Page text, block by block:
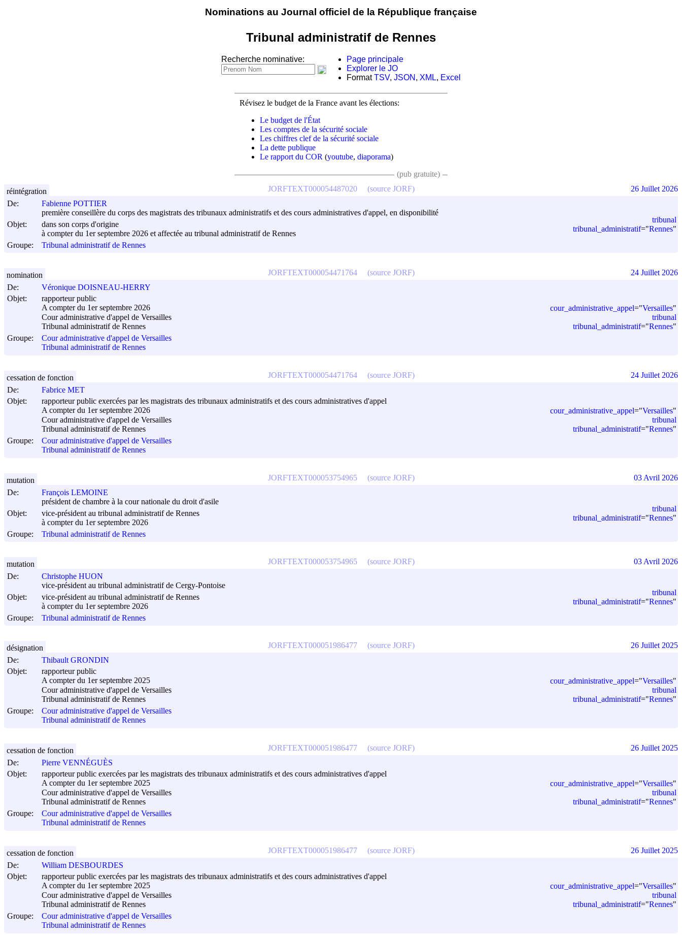
Nominations au Journal officiel de la République française
Tribunal administratif de Rennes
Recherche nominative:
Page principale
Explorer le JO
FormatTSV, JSON , XML, Excel
Révisez le budget de la France avant les élections:
Le budget de l'État
Les comptes de la sécurité sociale
Les chiffres clef de la sécurité sociale
La dette publique
Le rapport du COR (youtube, diaporama)
(pub gratuite)
De:
Fabienne POTTIER
première conseillère du corps des magistrats des tribunaux administratifs et des cours administratives d'appel, en disponibilité
Objet:
dans son corps d'origine
à compter du 1er septembre 2026 et affectée au tribunal administratif de Rennes
Groupe:
Tribunal administratif de Rennes
tribunal
tribunal_administratif="Rennes"
JORFTEXT000054487020 (source JORF)
réintégration 26 Juillet 2026
De:
Véronique DOISNEAU-HERRY
Objet:
rapporteur public
A compter du 1er septembre 2026
Cour administrative d'appel de Versailles
Tribunal administratif de Rennes
Groupe:
Cour administrative d'appel de Versailles
Tribunal administratif de Rennes
cour_administrative_appel="Versailles"
tribunal
tribunal_administratif="Rennes"
JORFTEXT000054471764 (source JORF)
nomination 24 Juillet 2026
De:
Fabrice MET
Objet:
rapporteur public exercées par les magistrats des tribunaux administratifs et des cours administratives d'appel
A compter du 1er septembre 2026
Cour administrative d'appel de Versailles
Tribunal administratif de Rennes
Groupe:
Cour administrative d'appel de Versailles
Tribunal administratif de Rennes
cour_administrative_appel="Versailles"
tribunal
tribunal_administratif="Rennes"
JORFTEXT000054471764 (source JORF)
cessation de fonction 24 Juillet 2026
De:
François LEMOINE
président de chambre à la cour nationale du droit d'asile
Objet:
vice-président au tribunal administratif de Rennes
à compter du 1er septembre 2026
Groupe:
Tribunal administratif de Rennes
tribunal
tribunal_administratif="Rennes"
JORFTEXT000053754965 (source JORF)
mutation 03 Avril 2026
De:
Christophe HUON
vice-président au tribunal administratif de Cergy-Pontoise
Objet:
vice-président au tribunal administratif de Rennes
à compter du 1er septembre 2026
Groupe:
Tribunal administratif de Rennes
tribunal
tribunal_administratif="Rennes"
JORFTEXT000053754965 (source JORF)
mutation 03 Avril 2026
De:
Thibault GRONDIN
Objet:
rapporteur public
A compter du 1er septembre 2025
Cour administrative d'appel de Versailles
Tribunal administratif de Rennes
Groupe:
Cour administrative d'appel de Versailles
Tribunal administratif de Rennes
cour_administrative_appel="Versailles"
tribunal
tribunal_administratif="Rennes"
JORFTEXT000051986477 (source JORF)
désignation 26 Juillet 2025
De:
Pierre VENNÉGUÈS
Objet:
rapporteur public exercées par les magistrats des tribunaux administratifs et des cours administratives d'appel
A compter du 1er septembre 2025
Cour administrative d'appel de Versailles
Tribunal administratif de Rennes
Groupe:
Cour administrative d'appel de Versailles
Tribunal administratif de Rennes
cour_administrative_appel="Versailles"
tribunal
tribunal_administratif="Rennes"
JORFTEXT000051986477 (source JORF)
cessation de fonction 26 Juillet 2025
De:
William DESBOURDES
Objet:
rapporteur public exercées par les magistrats des tribunaux administratifs et des cours administratives d'appel
A compter du 1er septembre 2025
Cour administrative d'appel de Versailles
Tribunal administratif de Rennes
Groupe:
Cour administrative d'appel de Versailles
Tribunal administratif de Rennes
cour_administrative_appel="Versailles"
tribunal
tribunal_administratif="Rennes"
JORFTEXT000051986477 (source JORF)
cessation de fonction 26 Juillet 2025